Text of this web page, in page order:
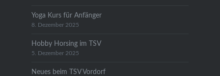
Yoga Kurs für Anfänger
8. Dezember 2025
Hobby Horsing im TSV
5. Dezember 2025
Neues beim TSV Vordorf